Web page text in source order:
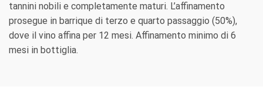
tannini nobili e completamente maturi. L’affinamento
prosegue in barrique di terzo e quarto passaggio (50%),
dove il vino affina per 12 mesi. Affinamento minimo di 6
mesi in bottiglia.